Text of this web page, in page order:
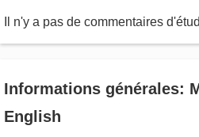
Il n'y a pas de commentaires
Informations générales:
English